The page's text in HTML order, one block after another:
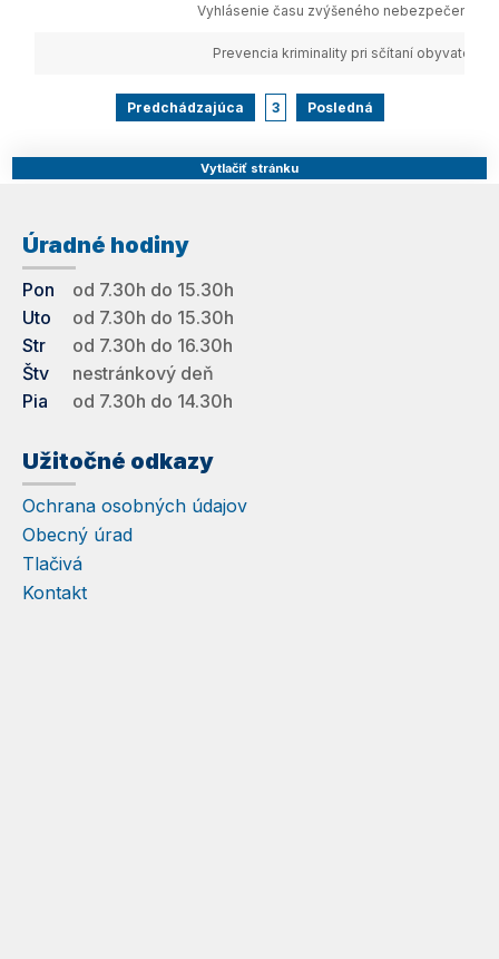
Vyhlásenie času zvýšeného nebezpečenstva
Prevencia kriminality pri sčítaní obyvateľov
Predchádzajúca 3 Posledná
Vytlačiť stránku
Úradné hodiny
Pon
od 7.30h do 15.30h
Uto
od 7.30h do 15.30h
Str
od 7.30h do 16.30h
Štv
nestránkový deň
Pia
od 7.30h do 14.30h
Užitočné odkazy
Ochrana osobných údajov
Obecný úrad
Tlačivá
Kontakt